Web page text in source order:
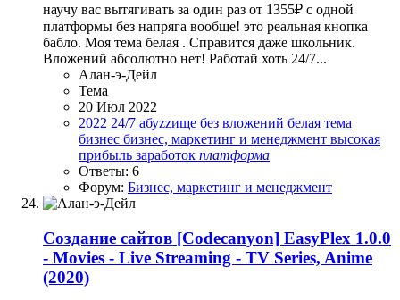
научу вас вытягивать за один раз от 1355₽ с одной
платформы без напряга вообще! это реальная кнопка
бабло. Моя тема белая . Справится даже школьник.
Вложений абсолютно нет! Работай хоть 24/7...
Алан-э-Дейл
Тема
20 Июл 2022
2022 24/7 абуzzище без вложений белая тема
бизнес бизнес, маркетинг и менеджмент высокая
прибыль заработок платформа
Ответы: 6
Форум: Бизнес, маркетинг и менеджмент
Создание сайтов [Codecanyon] EasyPlex 1.0.0
- Movies - Live Streaming - TV Series, Anime
(2020)